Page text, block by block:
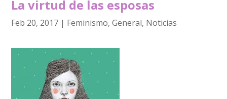
La virtud de las esposas
Feb 20, 2017 | Feminismo,General, Noticias